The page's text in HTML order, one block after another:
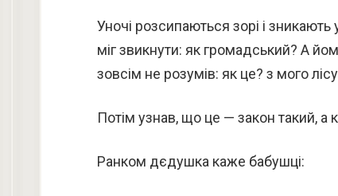
Уночі розсипаються зорі і
міг звикнути: як громадський? А
зовсім не розумів: як це? з мого
Потім узнав, що це — закон такий, а
Ранком дєдушка каже бабушці: